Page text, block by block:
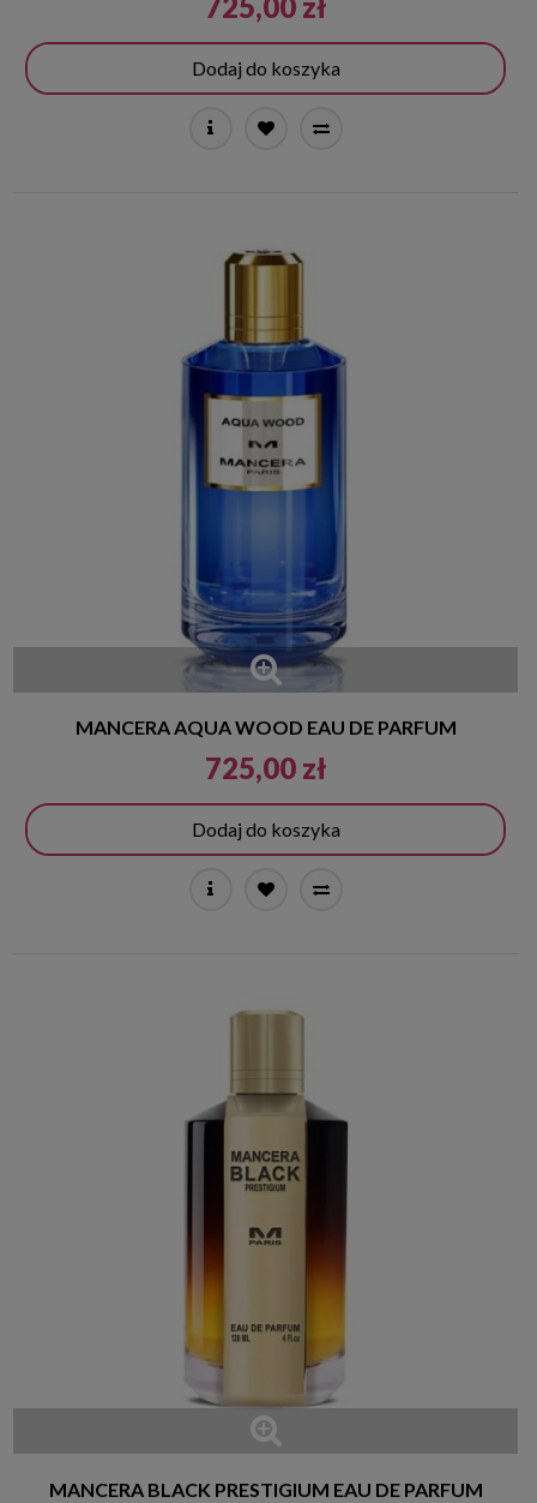
Dodaj do koszyka
MANCERA AQUA WOOD EAU DE PARFUM
725,00 zł
Dodaj do koszyka
MANCERA BLACK PRESTIGIUM EAU DE PARFUM